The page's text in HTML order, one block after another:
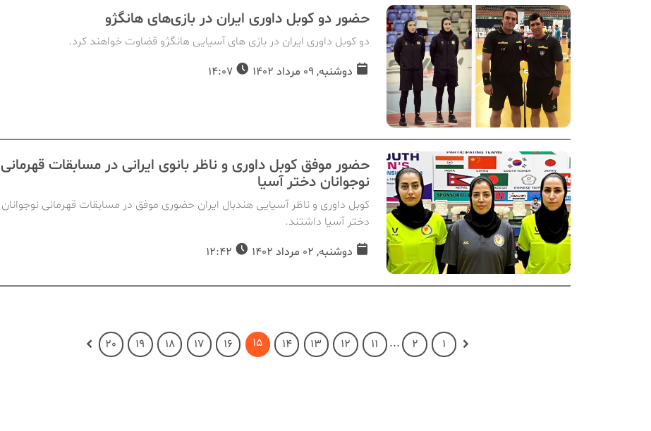
حضور دو کوبل داوری ایران در بازی‌های هانگژو
دو کوبل داوری ایران در بازی های آسیایی هانگژو قضاوت خواهند کرد.
دوشنبه, 09 مرداد 1402
حضور موفق کوبل داوری و ناظر بانوی ایرانی در مسابقات قهرمانی
نوجوانان دختر آسیا
کوبل داوری و ناظر آسیایی هندبال ایران حضوری موفق در مسابقات قهرمانی نوجوانان
دختر آسیا داشتند.
دوشنبه, 02 مرداد 1402
1
2
...
11
12
13
14
15
16
17
18
19
20